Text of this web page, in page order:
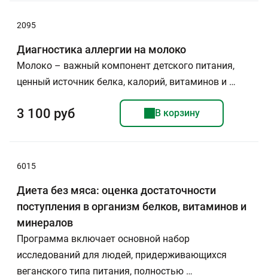
2095
Диагностика аллергии на молоко
Молоко – важный компонент детского питания,
ценный источник белка, калорий, витаминов и …
3 100 руб В корзину
6015
Диета без мяса: оценка достаточности
поступления в организм белков, витаминов и
минералов
Программа включает основной набор
исследований для людей, придерживающихся
веганского типа питания, полностью …